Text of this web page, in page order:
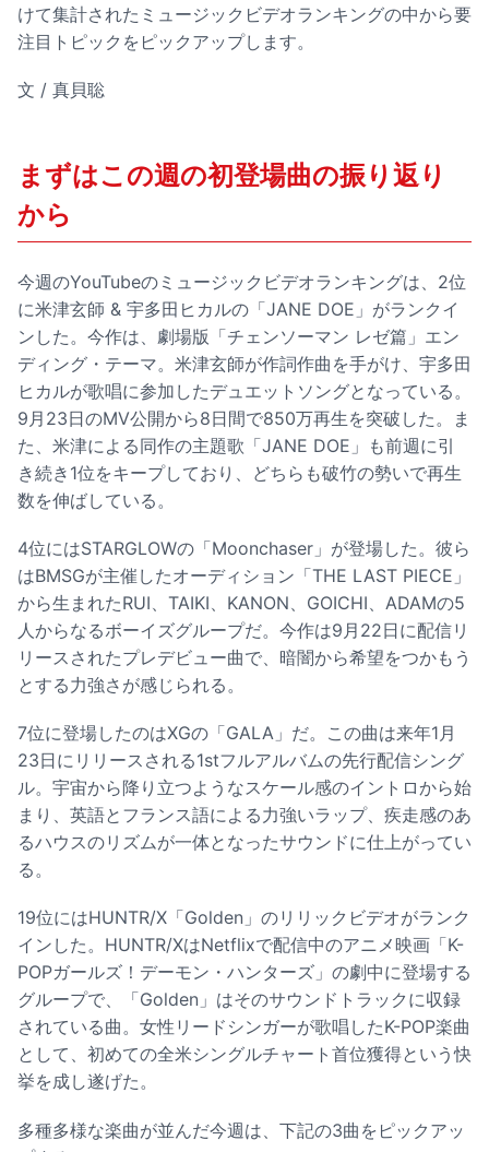
けて集計されたミュージックビデオランキングの中から要
注目トピックをピックアップします。
文 / 真貝聡
まずはこの週の初登場曲の振り返り
から
今週のYouTubeのミュージックビデオランキングは、2位
に米津玄師 & 宇多田ヒカルの「JANE DOE」がランクイ
ンした。今作は、劇場版「チェンソーマン レゼ篇」エン
ディング・テーマ。米津玄師が作詞作曲を手がけ、宇多田
ヒカルが歌唱に参加したデュエットソングとなっている。
9月23日のMV公開から8日間で850万再生を突破した。ま
た、米津による同作の主題歌「JANE DOE」も前週に引
き続き1位をキープしており、どちらも破竹の勢いで再生
数を伸ばしている。
4位にはSTARGLOWの「Moonchaser」が登場した。彼ら
はBMSGが主催したオーディション「THE LAST PIECE」
から生まれたRUI、TAIKI、KANON、GOICHI、ADAMの5
人からなるボーイズグループだ。今作は9月22日に配信リ
リースされたプレデビュー曲で、暗闇から希望をつかもう
とする力強さが感じられる。
7位に登場したのはXGの「GALA」だ。この曲は来年1月
23日にリリースされる1stフルアルバムの先行配信シング
ル。宇宙から降り立つようなスケール感のイントロから始
まり、英語とフランス語による力強いラップ、疾走感のあ
るハウスのリズムが一体となったサウンドに仕上がってい
る。
19位にはHUNTR/X「Golden」のリリックビデオがランク
インした。HUNTR/XはNetflixで配信中のアニメ映画「K-
POPガールズ！デーモン・ハンターズ」の劇中に登場する
グループで、「Golden」はそのサウンドトラックに収録
されている曲。女性リードシンガーが歌唱したK-POP楽曲
として、初めての全米シングルチャート首位獲得という快
挙を成し遂げた。
多種多様な楽曲が並んだ今週は、下記の3曲をピックアッ